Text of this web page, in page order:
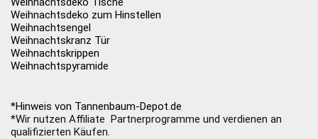
Weihnachtsdeko zum Hinstellen
Weihnachtsengel
Weihnachtskranz Tür
Weihnachtskrippen
Weihnachtspyramide
*Hinweis von Tannenbaum-Depot.de
*Wir nutzen Affiliate Partnerprogramme und verdienen an
qualifizierten Käufen.